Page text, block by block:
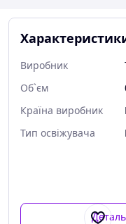
Виробник
Об`єм
Країна виробник
Тип освіжувача